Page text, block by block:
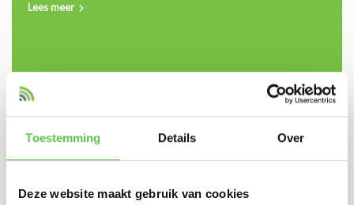
Toestemming Details Over
Deze website maakt gebruik van cookies
Lees meer
10 maart 2026
Upgraden of verlengen? Wat is slim voor jouw Meraki